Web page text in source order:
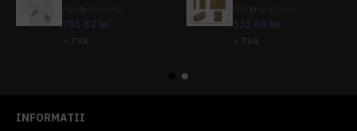
755,82 lei
+ TVA
533,69 lei
+ TVA
INFORMATII